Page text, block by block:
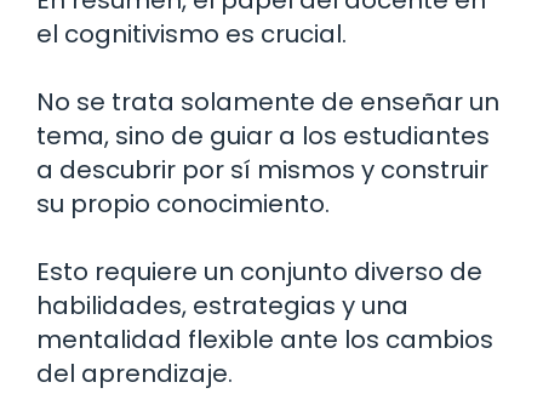
el cognitivismo es crucial.
No se trata solamente de enseñar un
tema, sino de guiar a los estudiantes
a descubrir por sí mismos y construir
su propio conocimiento.
Esto requiere un conjunto diverso de
habilidades, estrategias y una
mentalidad flexible ante los cambios
del aprendizaje.